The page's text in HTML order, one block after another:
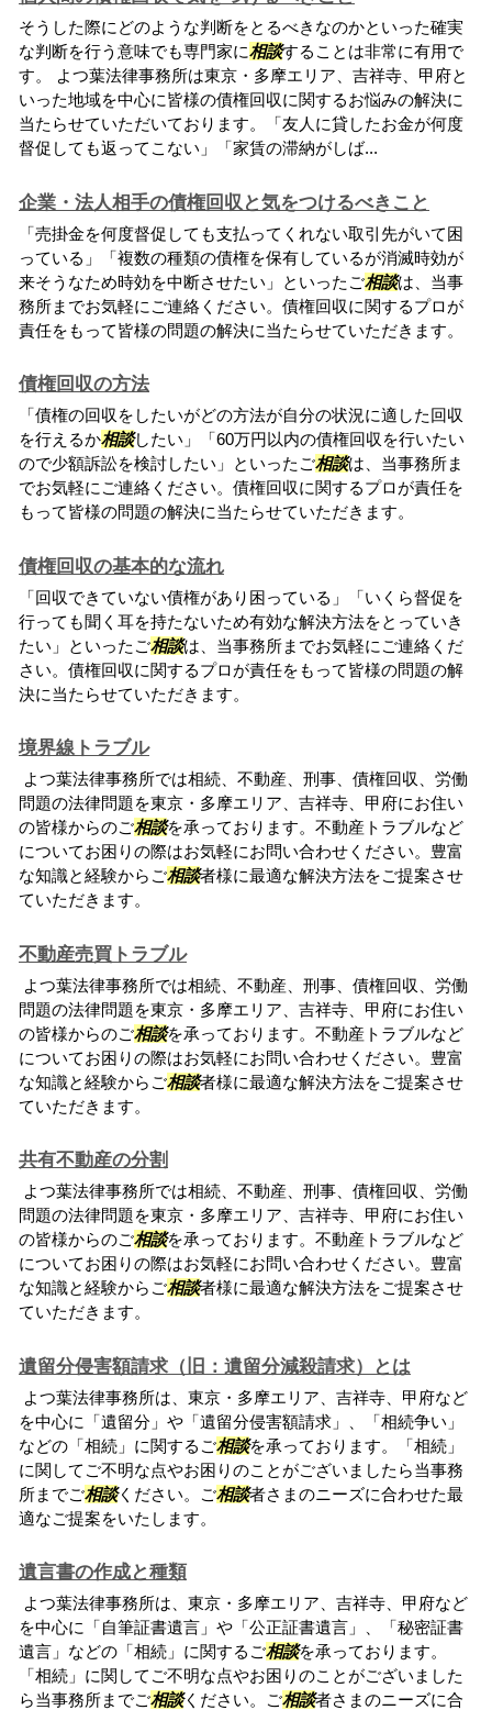
そうした際にどのような判断をとるべきなのかといった確実
な判断を行う意味でも専門家に相談することは非常に有用で
す。 よつ葉法律事務所は東京・多摩エリア、吉祥寺、甲府と
いった地域を中心に皆様の債権回収に関するお悩みの解決に
当たらせていただいております。「友人に貸したお金が何度
督促しても返ってこない」「家賃の滞納がしば...
企業・法人相手の債権回収と気をつけるべきこと
「売掛金を何度督促しても支払ってくれない取引先がいて困
っている」「複数の種類の債権を保有しているが消滅時効が
来そうなため時効を中断させたい」といったご相談は、当事
務所までお気軽にご連絡ください。債権回収に関するプロが
責任をもって皆様の問題の解決に当たらせていただきます。
債権回収の方法
「債権の回収をしたいがどの方法が自分の状況に適した回収
を行えるか相談したい」「60万円以内の債権回収を行いたい
ので少額訴訟を検討したい」といったご相談は、当事務所ま
でお気軽にご連絡ください。債権回収に関するプロが責任を
もって皆様の問題の解決に当たらせていただきます。
債権回収の基本的な流れ
「回収できていない債権があり困っている」「いくら督促を
行っても聞く耳を持たないため有効な解決方法をとっていき
たい」といったご相談は、当事務所までお気軽にご連絡くだ
さい。債権回収に関するプロが責任をもって皆様の問題の解
決に当たらせていただきます。
境界線トラブル
よつ葉法律事務所では相続、不動産、刑事、債権回収、労働
問題の法律問題を東京・多摩エリア、吉祥寺、甲府にお住い
の皆様からのご相談を承っております。不動産トラブルなど
についてお困りの際はお気軽にお問い合わせください。豊富
な知識と経験からご相談者様に最適な解決方法をご提案させ
ていただきます。
不動産売買トラブル
よつ葉法律事務所では相続、不動産、刑事、債権回収、労働
問題の法律問題を東京・多摩エリア、吉祥寺、甲府にお住い
の皆様からのご相談を承っております。不動産トラブルなど
についてお困りの際はお気軽にお問い合わせください。豊富
な知識と経験からご相談者様に最適な解決方法をご提案させ
ていただきます。
共有不動産の分割
よつ葉法律事務所では相続、不動産、刑事、債権回収、労働
問題の法律問題を東京・多摩エリア、吉祥寺、甲府にお住い
の皆様からのご相談を承っております。不動産トラブルなど
についてお困りの際はお気軽にお問い合わせください。豊富
な知識と経験からご相談者様に最適な解決方法をご提案させ
ていただきます。
遺留分侵害額請求（旧：遺留分減殺請求）とは
よつ葉法律事務所は、東京・多摩エリア、吉祥寺、甲府など
を中心に「遺留分」や「遺留分侵害額請求」、「相続争い」
などの「相続」に関するご相談を承っております。「相続」
に関してご不明な点やお困りのことがございましたら当事務
所までご相談ください。ご相談者さまのニーズに合わせた最
適なご提案をいたします。
遺言書の作成と種類
よつ葉法律事務所は、東京・多摩エリア、吉祥寺、甲府など
を中心に「自筆証書遺言」や「公正証書遺言」、「秘密証書
遺言」などの「相続」に関するご相談を承っております。
「相続」に関してご不明な点やお困りのことがございました
ら当事務所までご相談ください。ご相談者さまのニーズに合